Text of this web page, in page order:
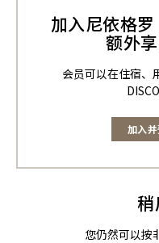
加入尼依格罗
额外
会员可以在住宿、
加入
稍
您仍然可以按